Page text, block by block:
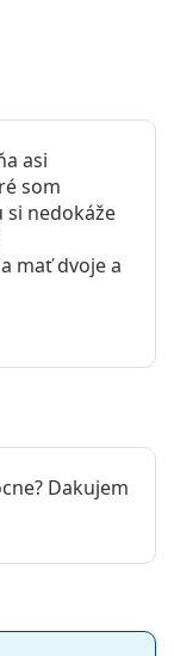
pre vás
asi
som
si nedokáže
mať dvoje a
Dakujem